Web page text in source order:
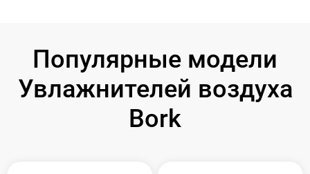
Популярные модели
Увлажнителей воздуха
Bork